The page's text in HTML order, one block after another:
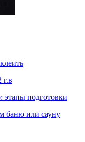
г.в
этапы подготовки
баню или сауну